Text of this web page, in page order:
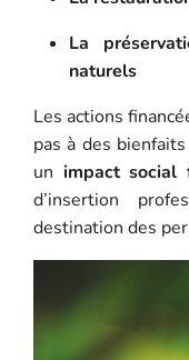
La
naturels
Les actions
pas à des
un impact social
d’insertion
destination des